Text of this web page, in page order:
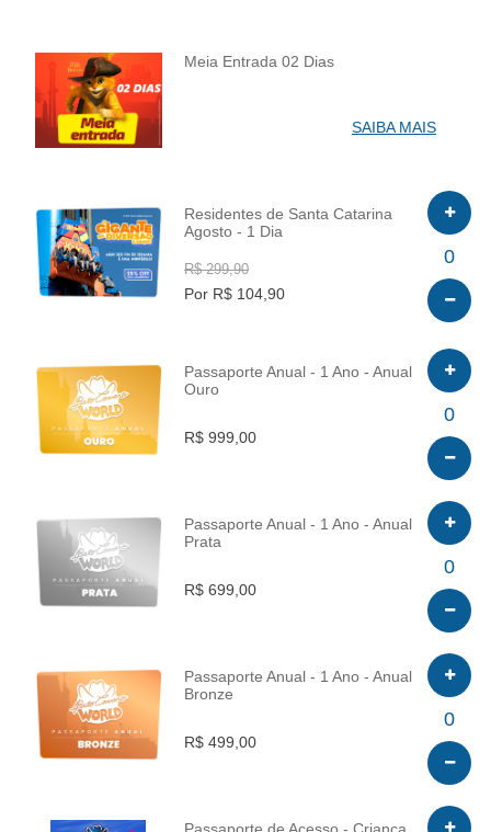
INFO
Meia Entrada 02 Dias
SAIBA MAIS
INFO
Residentes de Santa Catarina
Agosto - 1 Dia
R$ 299,90
Por R$ 104,90
0
INFO
Passaporte Anual - 1 Ano - Anual
Ouro
R$ 999,00
0
INFO
Passaporte Anual - 1 Ano - Anual
Prata
R$ 699,00
0
INFO
Passaporte Anual - 1 Ano - Anual
Bronze
R$ 499,00
0